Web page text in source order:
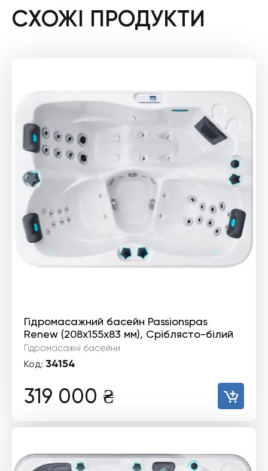
СХОЖІ ПРОДУКТИ
Гідромасажний басейн Passionspas
Renew (208х155х83 мм), Сріблясто-білий
Гідромасажні басейни
Код: 34154
319 000 ₴